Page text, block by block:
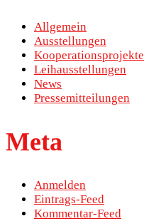
Allgemein
Ausstellungen
Kooperationsprojekte
Leihausstellungen
News
Pressemitteilungen
Meta
Anmelden
Eintrags-Feed
Kommentar-Feed